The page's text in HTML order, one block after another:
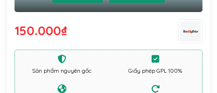
150.000₫
Sản phẩm nguyên gốc Giấy phép GPL 100%